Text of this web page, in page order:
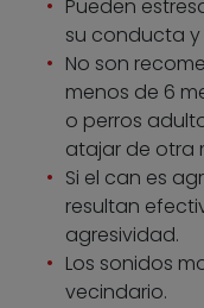
Pueden
su conducta y
No son
menos de 6
o perros
atajar de otra
Si el can es
resultan
agresividad.
Los sonidos
vecindario.